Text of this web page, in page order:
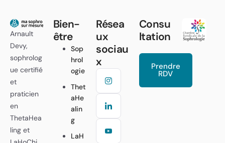
Arnault
Devy,
sophrolog
ue certifié
et
praticien
en
ThetaHea
ling et
Bien-
être
Sop
hrol
ogie
Thet
aHe
alin
g
LaH
Résea
ux
sociau
x
Consu
ltation
Prendre
RDV